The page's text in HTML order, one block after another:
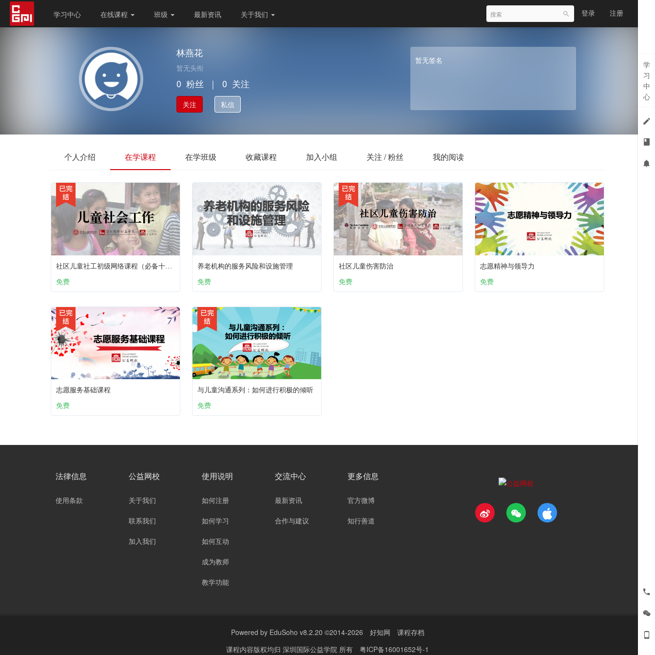
学习中心 在线课程 班级 最新资讯 关于我们 登录 注册
林燕花
暂无头衔
0 粉丝 ｜ 0 关注
关注 私信
暂无签名
个人介绍 在学课程 在学班级 收藏课程 加入小组 关注 / 粉丝 我的阅读
社区儿童社工初级网络课程（必备十课）：第三课 儿童社会工作
免费
养老机构的服务风险和设施管理
免费
社区儿童伤害防治
免费
志愿精神与领导力
免费
志愿服务基础课程
免费
与儿童沟通系列：如何进行积极的倾听
免费
法律信息
使用条款
公益网校
关于我们
联系我们
加入我们
使用说明
如何注册
如何学习
如何互动
成为教师
教学功能
交流中心
最新资讯
合作与建议
更多信息
官方微博
知行善道
Powered by EduSoho v8.2.20 ©2014-2026 好知网
课程存档
课程内容版权均归 深圳国际公益学院 所有 粤ICP备16001652号-1
学
习
中
心